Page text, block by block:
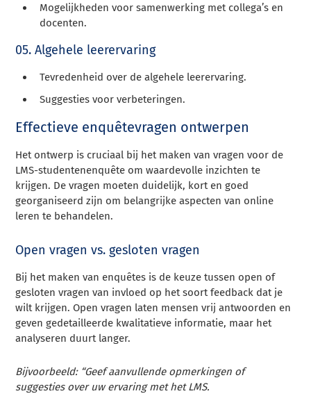
Mogelijkheden voor samenwerking met collega’s en
docenten.
05. Algehele leerervaring
Tevredenheid over de algehele leerervaring.
Suggesties voor verbeteringen.
Effectieve enquêtevragen ontwerpen
Het ontwerp is cruciaal bij het maken van vragen voor de
LMS-studentenenquête om waardevolle inzichten te
krijgen. De vragen moeten duidelijk, kort en goed
georganiseerd zijn om belangrijke aspecten van online
leren te behandelen.
Open vragen vs. gesloten vragen
Bij het maken van enquêtes is de keuze tussen open of
gesloten vragen van invloed op het soort feedback dat je
wilt krijgen. Open vragen laten mensen vrij antwoorden en
geven gedetailleerde kwalitatieve informatie, maar het
analyseren duurt langer.
Bijvoorbeeld: “Geef aanvullende opmerkingen of
suggesties over uw ervaring met het LMS.